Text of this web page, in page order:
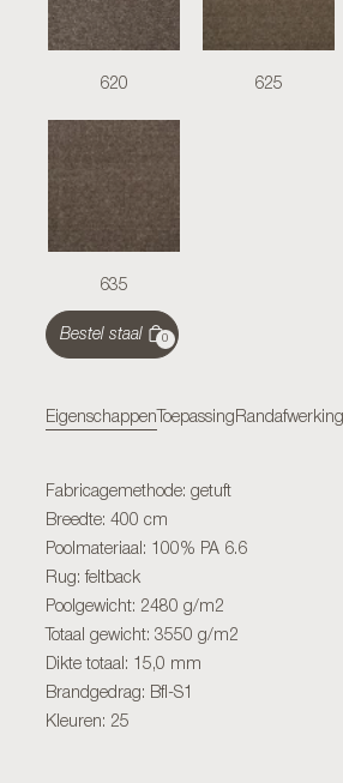
620 625
635
Bestel staal 0
Eigenschappen Toepassing Randafwerking
Fabricagemethode: getuft
Breedte: 400 cm
Poolmateriaal: 100% PA 6.6
Rug: feltback
Poolgewicht: 2480 g/m2
Totaal gewicht: 3550 g/m2
Dikte totaal: 15,0 mm
Brandgedrag: Bfl-S1
Kleuren: 25